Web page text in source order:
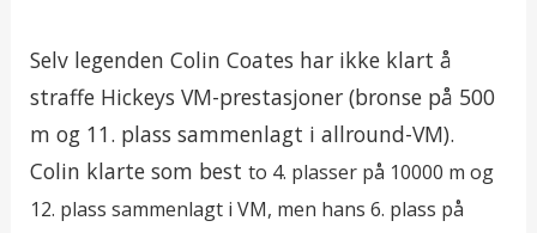
Selv legenden Colin Coates har ikke klart å
straffe Hickeys VM-prestasjoner (bronse på 500
m og 11. plass sammenlagt i allround-VM).
Colin klarte som best to 4. plasser på 10000 m og
12. plass sammenlagt i VM, men hans 6. plass på